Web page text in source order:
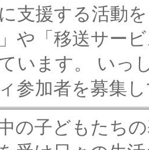
支援する活動
や「移送サー
います。 いっ
参加者を募集
の子どもたち